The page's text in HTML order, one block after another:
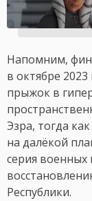
Напомним,
в октябре
прыжок в
Эзра, тогда
на далёкой
серия военных
Республики.